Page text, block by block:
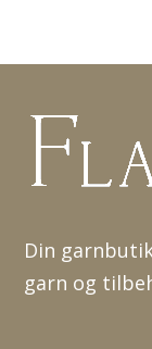
Din
garn og